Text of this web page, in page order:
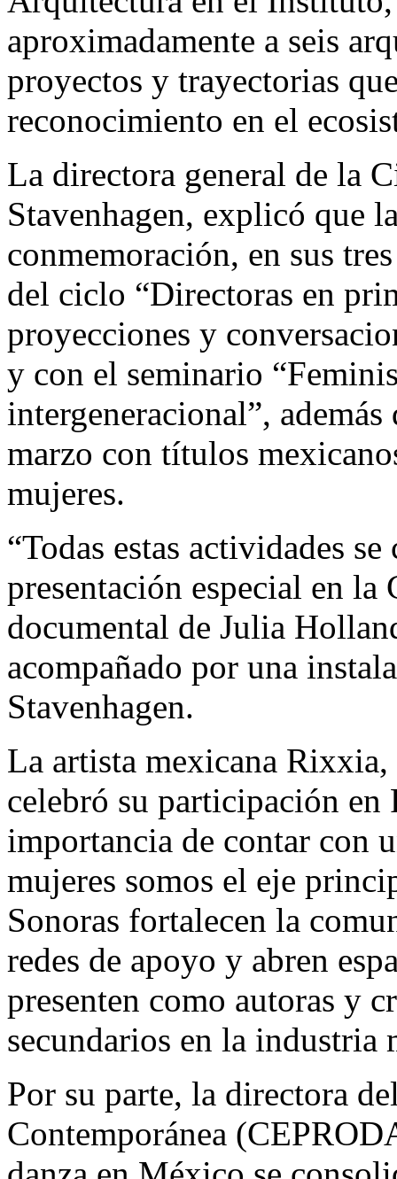
aproximadamente a seis
proyectos y trayectorias
reconocimiento en el
La directora general de la
Stavenhagen, explicó que
conmemoración, en sus
del ciclo “Directoras en
proyecciones y
y con el seminario
intergeneracional”,
marzo con títulos
mujeres.
“Todas estas actividades
presentación especial en la
documental de Julia
acompañado por una
Stavenhagen.
La artista mexicana
celebró su participación
importancia de contar con
mujeres somos el eje
Sonoras fortalecen la
redes de apoyo y abren
presenten como autoras y
secundarios en la industria
Por su parte, la directora
Contemporánea